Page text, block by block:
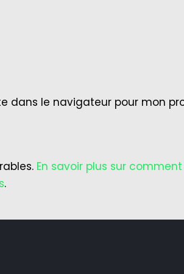
dans le navigateur pour mon
En savoir plus sur comment
.